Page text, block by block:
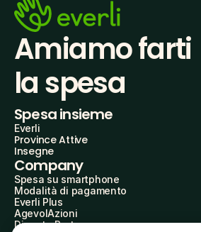
Amiamo farti
la spesa
Spesa insieme
Everli
Province Attive
Insegne
Company
Spesa su smartphone
Modalità di pagamento
Everli Plus
AgevolAzioni
Diventa Partner